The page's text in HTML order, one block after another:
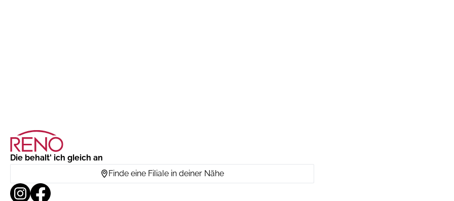
Die behalt' ich gleich an
Finde eine Filiale in deiner Nähe